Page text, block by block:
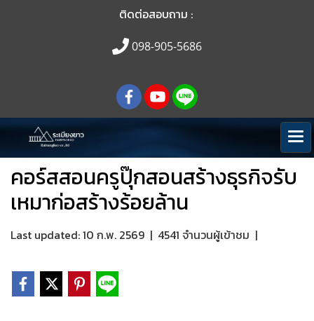
ติดต่อสอบถาม :
098-905-5686
คอร์สสอนครูปุ๊กสอนสร้างธุรกิจรับ
เหมาก่อสร้างร้อยล้าน
Last updated: 10 ก.พ. 2569 | 4541 จำนวนผู้เข้าชม |